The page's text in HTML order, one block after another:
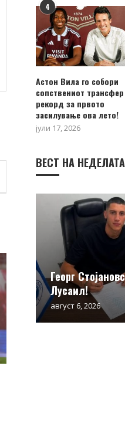
4
Астон Вила го собори
сопствениот трансфер
рекорд за првото
засилување ова лето!
јули 17, 2026
ВЕСТ НА НЕДЕЛАТА
Георг
Лусаил!
август 6, 2026